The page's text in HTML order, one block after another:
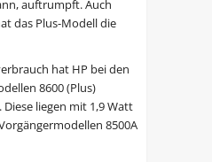
auftrumpft. Auch
das Plus-Modell die
hat HP bei den
8600 (Plus)
liegen mit 1,9 Watt
8500A